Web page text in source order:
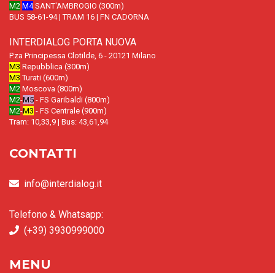
M2 M4SANT'AMBROGIO (300m)
BUS 58-61-94 | TRAM 16 | FN CADORNA
INTERDIALOG PORTA NUOVA
P.za Principessa Clotilde, 6 - 20121 Milano
M3 Repubblica (300m)
M3 Turati (600m)
M2 Moscova (800m)
M2-M5 - FS Garibaldi (800m)
M2-M3 - FS Centrale (900m)
Tram: 10,33,9 | Bus: 43,61,94
CONTATTI
info@interdialog.it
Telefono & Whatsapp:
(+39) 3930999000
MENU